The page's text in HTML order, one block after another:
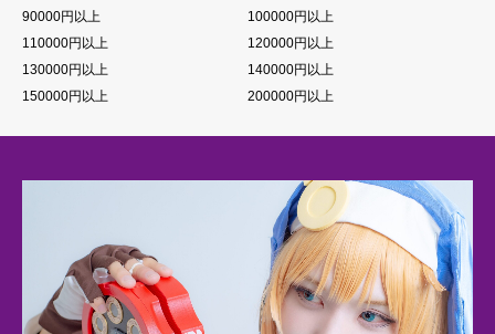
90000円以上
100000円以上
110000円以上
120000円以上
130000円以上
140000円以上
150000円以上
200000円以上